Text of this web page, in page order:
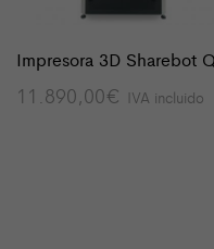
Impresora 3D Sharebot Q
11.890,00€ IVA incluido